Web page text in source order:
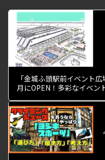
「金城ふ頭駅前イベント
月にOPEN！多彩なイベン